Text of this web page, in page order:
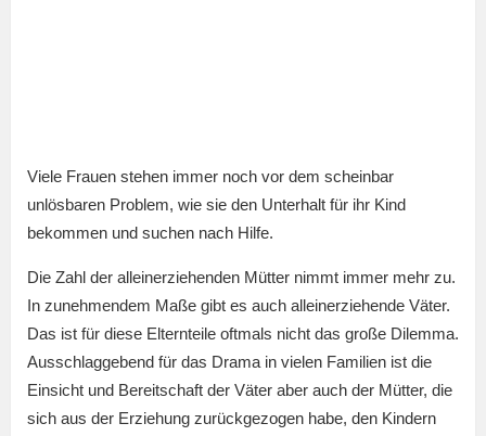
Viele Frauen stehen immer noch vor dem scheinbar
unlösbaren Problem, wie sie den Unterhalt für ihr Kind
bekommen und suchen nach Hilfe.
Die Zahl der alleinerziehenden Mütter nimmt immer mehr zu.
In zunehmendem Maße gibt es auch alleinerziehende Väter.
Das ist für diese Elternteile oftmals nicht das große Dilemma.
Ausschlaggebend für das Drama in vielen Familien ist die
Einsicht und Bereitschaft der Väter aber auch der Mütter, die
sich aus der Erziehung zurückgezogen habe, den Kindern